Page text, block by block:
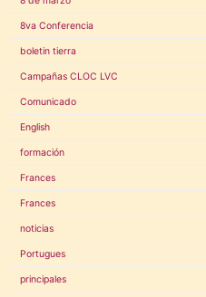
8va Conferencia
boletin tierra
Campañas CLOC LVC
Comunicado
English
formación
Frances
Frances
noticias
Portugues
principales